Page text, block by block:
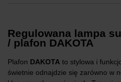
Regulowana lampa
/ plafon DAKOTA
Plafon DAKOTA to stylowa i
świetnie odnajdzie się zarówno w